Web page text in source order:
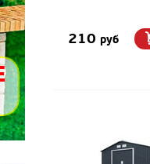
210 руб